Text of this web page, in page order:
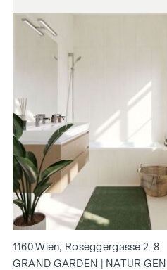
1160 Wien, Roseggergasse 2-8
GRAND GARDEN | NATUR